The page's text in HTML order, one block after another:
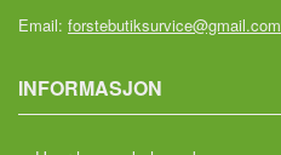
Email: forstebutiksurvice@gmail.com
INFORMASJON